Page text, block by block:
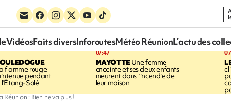
VidéosFaits diversInforoutesMétéo RéunionL’actu des
flamme rouge
pendant
l'Étang-Salé
07:47
MAYOTTEUne femme
enceinte et ses deux enfants
meurent dans l'incendie de
leur maison
: Rien ne va plus !